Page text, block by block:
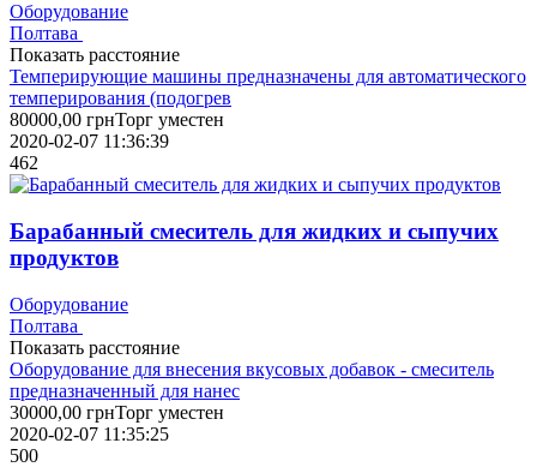
Оборудование
Полтава
Показать расстояние
Темперирующие машины предназначены для автоматического
темперирования (подогрев
80000,00 грнТорг уместен
2020-02-07 11:36:39
462
Барабанный смеситель для жидких и сыпучих
продуктов
Оборудование
Полтава
Показать расстояние
Оборудование для внесения вкусовых добавок - смеситель
предназначенный для нанес
30000,00 грнТорг уместен
2020-02-07 11:35:25
500